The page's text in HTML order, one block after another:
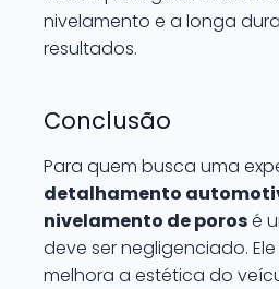
nivelamento e a longa
resultados.
Conclusão
Para quem busca uma
detalhamento
nivelamento de porosé
deve ser negligenciado.
melhora a estética do